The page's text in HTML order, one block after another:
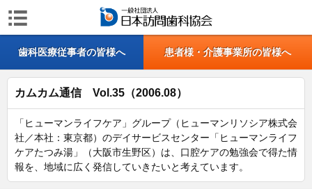
歯科医療従事者の皆様へ 患者様・介護事業所の皆様へ
カムカム通信 Vol.35（2006.08）
「ヒューマンライフケア」グループ（ヒューマンリソシア株式会
社／本社：東京都）のデイサービスセンター「ヒューマンライフ
ケアたつみ湯」（大阪市生野区）は、口腔ケアの勉強会で得た情
報を、地域に広く発信していきたいと考えています。